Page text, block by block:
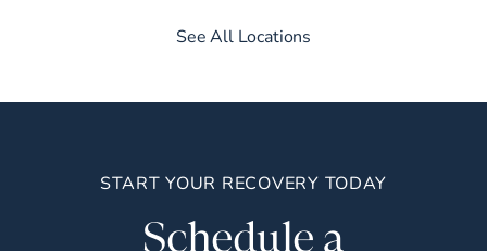
See All Locations
START YOUR RECOVERY TODAY
Schedule a